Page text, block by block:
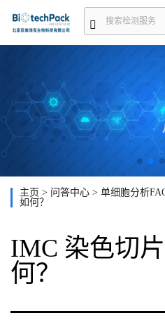
主页 > 问答中心 > 单细胞分析
如何？
IMC 染色切
何？